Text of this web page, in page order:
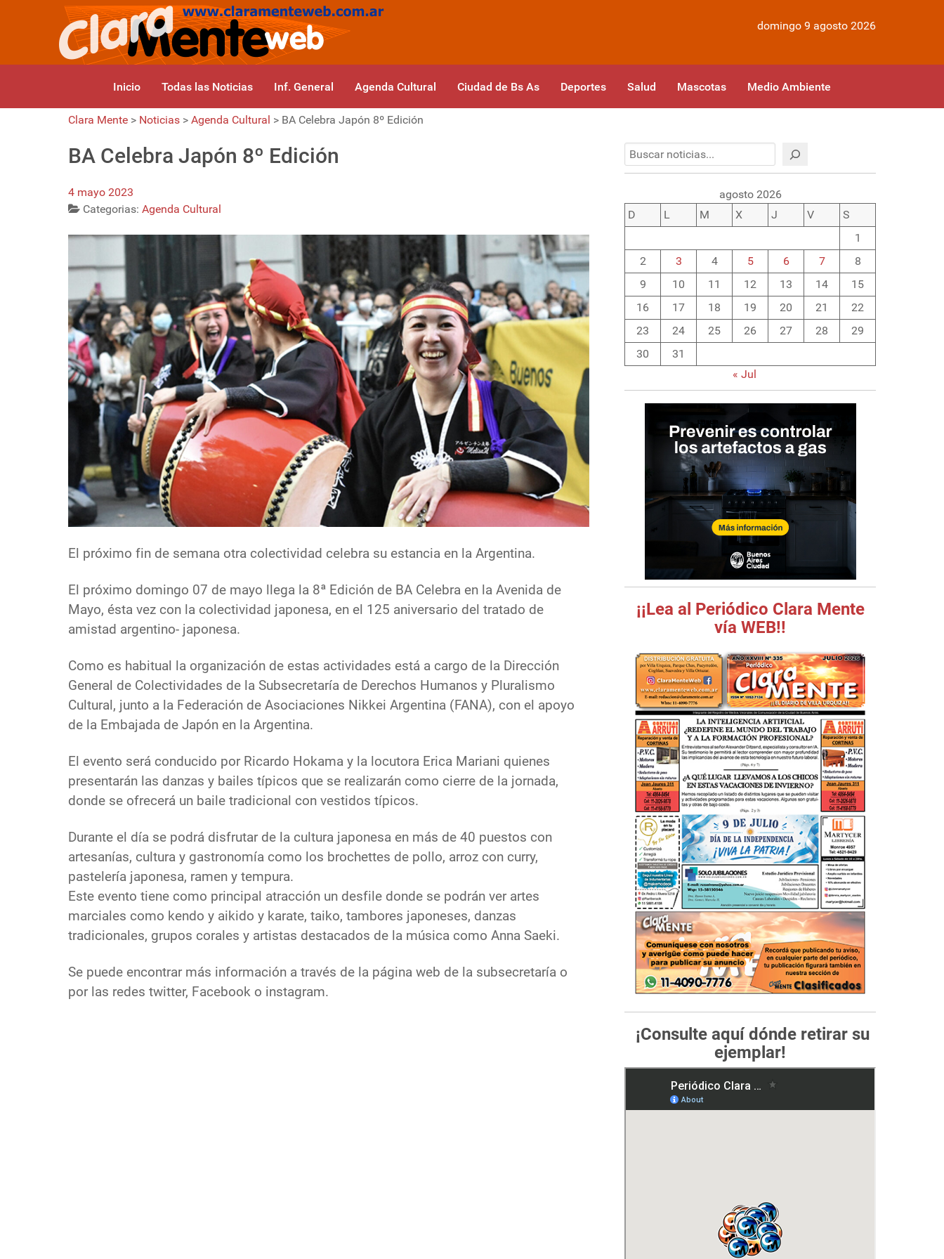
domingo 9 agosto 2026
Inicio Todas las Noticias Inf. General Agenda Cultural Ciudad de Bs As Deportes Salud Mascotas Medio Ambiente
Clara Mente > Noticias > Agenda Cultural > BA Celebra Japón 8º Edición
BA Celebra Japón 8º Edición
4 mayo 2023
Categorias: Agenda Cultural
El próximo fin de semana otra colectividad celebra su estancia en la Argentina.
El próximo domingo 07 de mayo llega la 8ª Edición de BA Celebra en la Avenida de
Mayo, ésta vez con la colectividad japonesa, en el 125 aniversario del tratado de
amistad argentino- japonesa.
Como es habitual la organización de estas actividades está a cargo de la Dirección
General de Colectividades de la Subsecretaría de Derechos Humanos y Pluralismo
Cultural, junto a la Federación de Asociaciones Nikkei Argentina (FANA), con el apoyo
de la Embajada de Japón en la Argentina.
El evento será conducido por Ricardo Hokama y la locutora Erica Mariani quienes
presentarán las danzas y bailes típicos que se realizarán como cierre de la jornada,
donde se ofrecerá un baile tradicional con vestidos típicos.
Durante el día se podrá disfrutar de la cultura japonesa en más de 40 puestos con
artesanías, cultura y gastronomía como los brochettes de pollo, arroz con curry,
pastelería japonesa, ramen y tempura.
Este evento tiene como principal atracción un desfile donde se podrán ver artes
marciales como kendo y aikido y karate, taiko, tambores japoneses, danzas
tradicionales, grupos corales y artistas destacados de la música como Anna Saeki.
Se puede encontrar más información a través de la página web de la subsecretaría o
por las redes twitter, Facebook o instagram.
agosto 2026
D
L M X J V
S
1
2
3 4 5 6 7
8
9
10 11 12 13 14
15
16
17 18 19 20 21
22
23
24 25 26 27 28
29
30
31
« Jul
¡¡Lea al Periódico Clara Mente
vía WEB!!
¡Consulte aquí dónde retirar su
ejemplar!